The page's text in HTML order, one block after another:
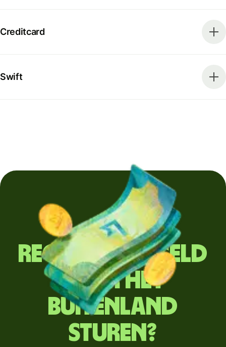
Creditcard
Swift
Regelmatig geld
naar het
buitenland
sturen?